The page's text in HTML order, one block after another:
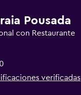
Pousada
con Restaurante
verificadas